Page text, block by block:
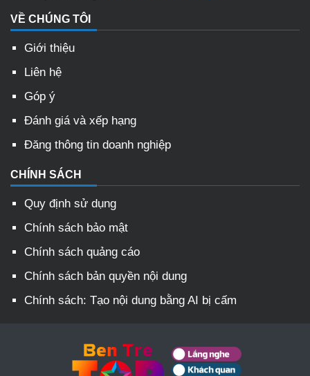
VỀ CHÚNG TÔI
Giới thiệu
Liên hệ
Góp ý
Đánh giá và xếp hạng
Đăng thông tin doanh nghiệp
CHÍNH SÁCH
Quy định sử dụng
Chính sách bảo mật
Chính sách quảng cáo
Chính sách bản quyền nội dung
Chính sách: Tạo nội dung bằng AI bị cấm